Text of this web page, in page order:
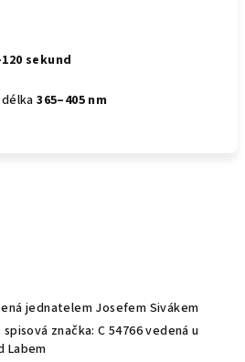
sekund
délka365–405 nm
jednatelem Josefem Sivákem
značka: C 54766 vedená u
Labem